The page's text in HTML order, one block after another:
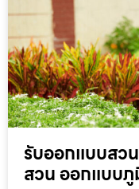
รับออกแบบสว
สวน ออกแบบ